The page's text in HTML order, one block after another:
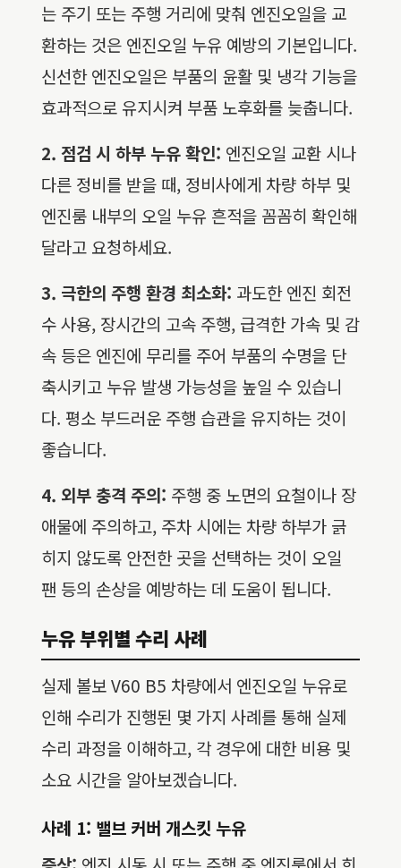
는 주기 또는 주행 거리에 맞춰 엔진오일을 교
환하는 것은 엔진오일 누유 예방의 기본입니다.
신선한 엔진오일은 부품의 윤활 및 냉각 기능을
효과적으로 유지시켜 부품 노후화를 늦춥니다.
2. 점검 시 하부 누유 확인: 엔진오일 교환 시나
다른 정비를 받을 때, 정비사에게 차량 하부 및
엔진룸 내부의 오일 누유 흔적을 꼼꼼히 확인해
달라고 요청하세요.
3. 극한의 주행 환경 최소화: 과도한 엔진 회전
수 사용, 장시간의 고속 주행, 급격한 가속 및 감
속 등은 엔진에 무리를 주어 부품의 수명을 단
축시키고 누유 발생 가능성을 높일 수 있습니
다. 평소 부드러운 주행 습관을 유지하는 것이
좋습니다.
4. 외부 충격 주의: 주행 중 노면의 요철이나 장
애물에 주의하고, 주차 시에는 차량 하부가 긁
히지 않도록 안전한 곳을 선택하는 것이 오일
팬 등의 손상을 예방하는 데 도움이 됩니다.
누유 부위별 수리 사례
실제 볼보 V60 B5 차량에서 엔진오일 누유로
인해 수리가 진행된 몇 가지 사례를 통해 실제
수리 과정을 이해하고, 각 경우에 대한 비용 및
소요 시간을 알아보겠습니다.
사례 1: 밸브 커버 개스킷 누유